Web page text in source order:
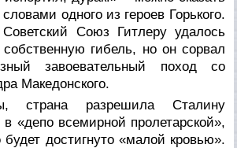
одного из героев Горького.
Союз Гитлеру удалось
гибель, но он сорвал
завоевательный поход со
Македонского.
страна разрешила Сталину
в «депо всемирной пролетарской»,
будет достигнуто «малой кровью».